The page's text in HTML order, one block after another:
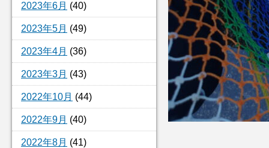
2023年6月 (40)
2023年5月 (49)
2023年4月 (36)
2023年3月 (43)
2022年10月 (44)
2022年9月 (40)
2022年8月 (41)